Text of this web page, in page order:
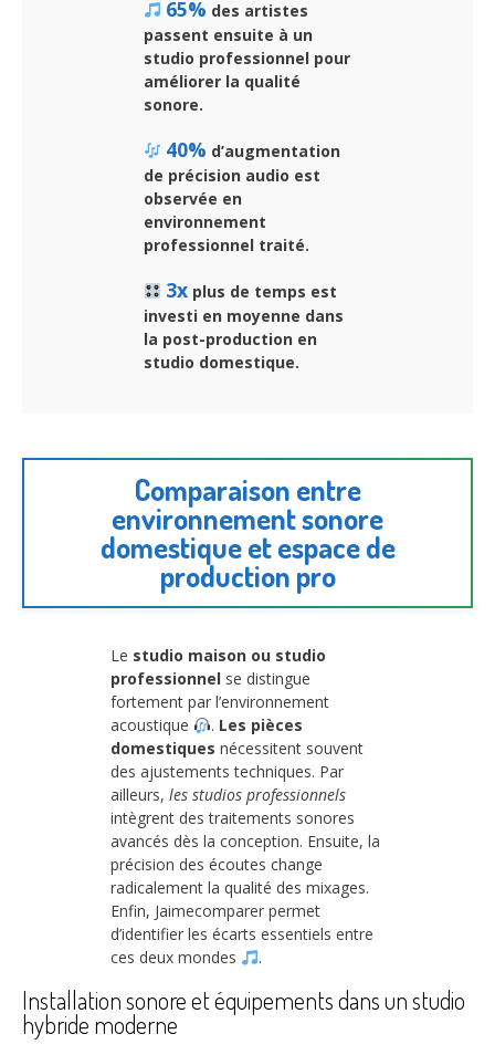
65% des artistes
passent ensuite à un
studio professionnel pour
améliorer la qualité
sonore.
40% d’augmentation
de précision audio est
observée en
environnement
professionnel traité.
3xplus de temps est
investi en moyenne dans
la post-production en
studio domestique.
Comparaison entre
environnement sonore
domestique et espace de
production pro
Le studio maison ou studio
professionnel se distingue
fortement par l’environnement
acoustique
. Les pièces
domestiques nécessitent souvent
des ajustements techniques. Par
ailleurs, les studios professionnels
intègrent des traitements sonores
avancés dès la conception. Ensuite, la
précision des écoutes change
radicalement la qualité des mixages.
Enfin, Jaimecomparer permet
d’identifier les écarts essentiels entre
ces deux mondes
.
Installation sonore et équipements dans un studio
hybride moderne